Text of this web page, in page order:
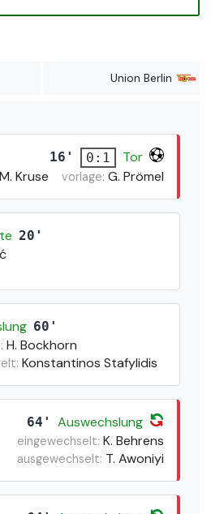
Union Berlin
16' 0:1
Tor
M. Kruse
vorlage: G. Prömel
20'
60'
H. Bockhorn
Konstantinos Stafylidis
64' Auswechslung
eingewechselt: K. Behrens
ausgewechselt: T. Awoniyi